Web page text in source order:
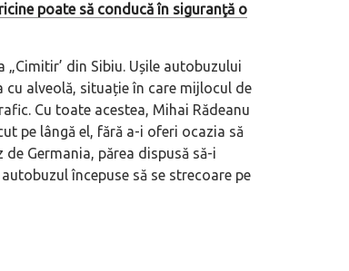
poate să conducă în siguranţă o
din Sibiu. Ușile autobuzului
cu alveolă, situație în care mijlocul de
Cu toate acestea, Mihai Rădeanu
pe lângă el, fără a-i oferi ocazia să
Germania, părea dispusă să-i
începuse să se strecoare pe